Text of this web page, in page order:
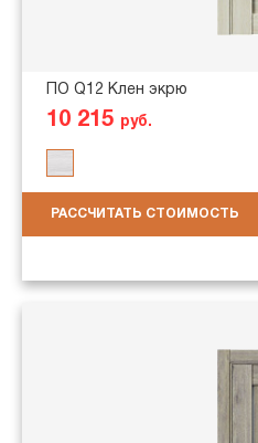
ПО Q12 Клен экрю
10 215 руб.
РАССЧИТАТЬ СТОИМОСТЬ